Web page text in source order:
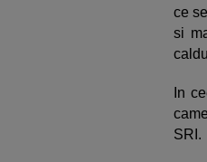
ce
si
In
SRI.